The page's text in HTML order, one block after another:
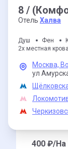
8 /
Отель Халва
Душ Фен
2х местная
Москва,
ул
400₽/На